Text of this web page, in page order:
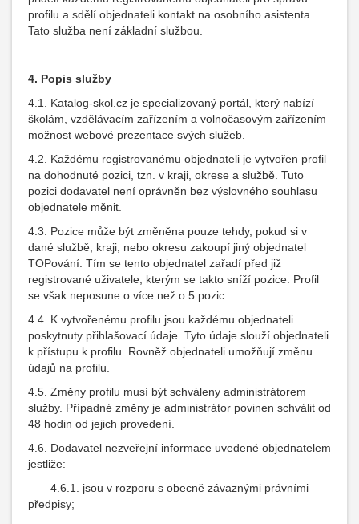
profilu a sdělí objednateli kontakt na osobního asistenta.
Tato služba není základní službou.
4. Popis služby
4.1. Katalog-skol.cz je specializovaný portál, který nabízí
školám, vzdělávacím zařízením a volnočasovým zařízením
možnost webové prezentace svých služeb.
4.2. Každému registrovanému objednateli je vytvořen profil
na dohodnuté pozici, tzn. v kraji, okrese a službě. Tuto
pozici dodavatel není oprávněn bez výslovného souhlasu
objednatele měnit.
4.3. Pozice může být změněna pouze tehdy, pokud si v
dané službě, kraji, nebo okresu zakoupí jiný objednatel
TOPování. Tím se tento objednatel zařadí před již
registrované uživatele, kterým se takto sníží pozice. Profil
se však neposune o více než o 5 pozic.
4.4. K vytvořenému profilu jsou každému objednateli
poskytnuty přihlašovací údaje. Tyto údaje slouží objednateli
k přístupu k profilu. Rovněž objednateli umožňují změnu
údajů na profilu.
4.5. Změny profilu musí být schváleny administrátorem
služby. Případné změny je administrátor povinen schválit od
48 hodin od jejich provedení.
4.6. Dodavatel nezveřejní informace uvedené objednatelem
jestliže:
4.6.1. jsou v rozporu s obecně závaznými právními
předpisy;